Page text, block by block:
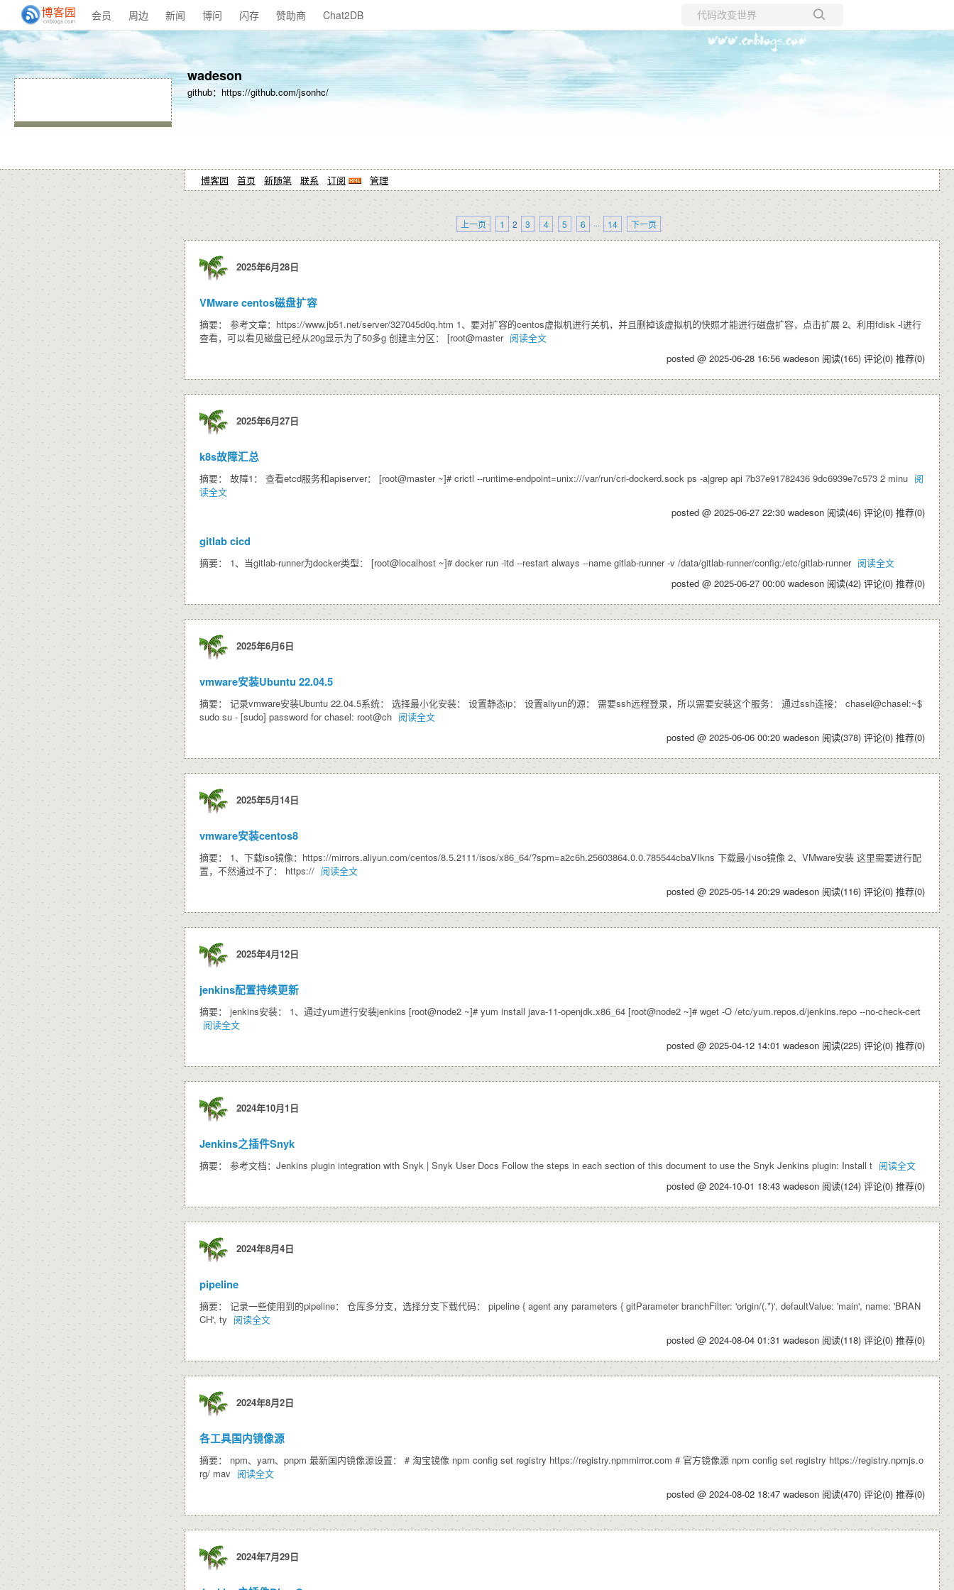
会员 周边 新闻 博问 闪存 赞助商 Chat2DB
所有博客
当前博客
wadeson
github：https://github.com/jsonhc/
博客园 首页 新随笔 联系 订阅 管理
上一页 1 2 3 4 5 6 ··· 14 下一页
2025年6月28日
VMware centos磁盘扩容
摘要： 参考文章：https://www.jb51.net/server/327045d0q.htm 1、要对扩容的centos虚拟机进行关机，并且删掉该虚拟机的快照才能进行磁盘扩容，点击扩展 2、利用fdisk -l进行
查看，可以看见磁盘已经从20g显示为了50多g 创建主分区： [root@master 阅读全文
posted @ 2025-06-28 16:56 wadeson 阅读(165) 评论(0) 推荐(0)
2025年6月27日
k8s故障汇总
摘要： 故障1： 查看etcd服务和apiserver： [root@master ~]# crictl --runtime-endpoint=unix:///var/run/cri-dockerd.sock ps -a|grep api 7b37e91782436 9dc6939e7c573 2 minu 阅
读全文
posted @ 2025-06-27 22:30 wadeson 阅读(46) 评论(0) 推荐(0)
gitlab cicd
摘要： 1、当gitlab-runner为docker类型： [root@localhost ~]# docker run -itd --restart always --name gitlab-runner -v /data/gitlab-runner/config:/etc/gitlab-runner 阅读全文
posted @ 2025-06-27 00:00 wadeson 阅读(42) 评论(0) 推荐(0)
2025年6月6日
vmware安装Ubuntu 22.04.5
摘要： 记录vmware安装Ubuntu 22.04.5系统： 选择最小化安装： 设置静态ip： 设置aliyun的源： 需要ssh远程登录，所以需要安装这个服务： 通过ssh连接： chasel@chasel:~$
sudo su - [sudo] password for chasel: root@ch 阅读全文
posted @ 2025-06-06 00:20 wadeson 阅读(378) 评论(0) 推荐(0)
2025年5月14日
vmware安装centos8
摘要： 1、下载iso镜像：https://mirrors.aliyun.com/centos/8.5.2111/isos/x86_64/?spm=a2c6h.25603864.0.0.785544cbaVIkns 下载最小iso镜像 2、VMware安装 这里需要进行配
置，不然通过不了： https:// 阅读全文
posted @ 2025-05-14 20:29 wadeson 阅读(116) 评论(0) 推荐(0)
2025年4月12日
jenkins配置持续更新
摘要： jenkins安装： 1、通过yum进行安装jenkins [root@node2 ~]# yum install java-11-openjdk.x86_64 [root@node2 ~]# wget -O /etc/yum.repos.d/jenkins.repo --no-check-cert
阅读全文
posted @ 2025-04-12 14:01 wadeson 阅读(225) 评论(0) 推荐(0)
2024年10月1日
Jenkins之插件Snyk
摘要： 参考文档：Jenkins plugin integration with Snyk | Snyk User Docs Follow the steps in each section of this document to use the Snyk Jenkins plugin: Install t 阅读全文
posted @ 2024-10-01 18:43 wadeson 阅读(124) 评论(0) 推荐(0)
2024年8月4日
pipeline
摘要： 记录一些使用到的pipeline： 仓库多分支，选择分支下载代码： pipeline { agent any parameters { gitParameter branchFilter: 'origin/(.*)', defaultValue: 'main', name: 'BRAN
CH', ty 阅读全文
posted @ 2024-08-04 01:31 wadeson 阅读(118) 评论(0) 推荐(0)
2024年8月2日
各工具国内镜像源
摘要： npm、yarn、pnpm 最新国内镜像源设置： # 淘宝镜像 npm config set registry https://registry.npmmirror.com # 官方镜像源 npm config set registry https://registry.npmjs.o
rg/ mav 阅读全文
posted @ 2024-08-02 18:47 wadeson 阅读(470) 评论(0) 推荐(0)
2024年7月29日